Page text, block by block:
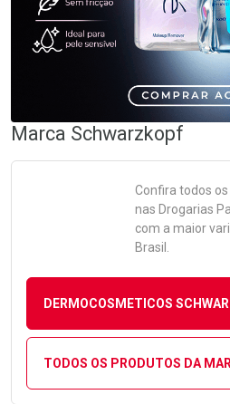
Marca Schwarzkopf
Confira todos
nas Drogarias
com a maior
Brasil.
DERMOCOSMETICOS
TODOS OS PRODUTOS DA